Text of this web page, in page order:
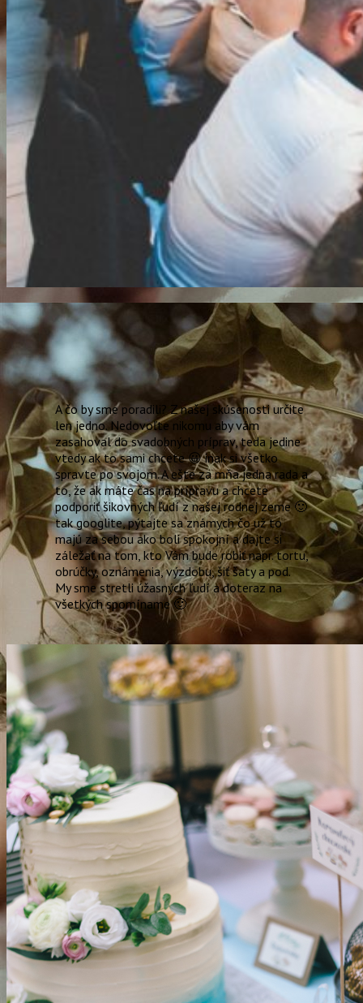
A čo by sme poradili? Z našej skúsenosti určite
len jedno. Nedovoľte nikomu aby vám
zasahoval do svadobných príprav, teda jedine
vtedy ak to sami chcete 😀 inak si všetko
spravte po svojom. A ešte za mňa jedna rada a
to, že ak máte čas na prípravu a chcete
podporiť šikovných ľudí z našej rodnej zeme 🙂
tak googlite, pýtajte sa známych čo už to
majú za sebou ako boli spokojní a dajte si
záležať na tom, kto Vám bude robiť napr. tortu,
obrúčky, oznámenia, výzdobu, šiť šaty a pod.
My sme stretli úžasných ľudí a doteraz na
všetkých spomíname 🙂